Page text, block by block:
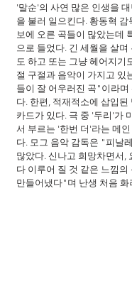
'말순'의 사연 많은 인생을
을 불러 일으킨다. 황동혁
보에 오른 곡들이 많았는데
으로 들었다. 긴 세월을 살며
도 하고 또는 그냥 헤어지기
절 구절과 음악이 가지고 있
들이 잘 어우러진 곡"이라며
다. 한편, 적재적소에 삽입된
카드가 있다. 극 중 '두리'가
서 부르는 '한번 더'라는 메
다. 모그 음악 감독은 "피날
많았다. 신나고 희망차면서,
다 이루어 질 것 같은 느낌의
만들어냈다"며 난생 처음 화